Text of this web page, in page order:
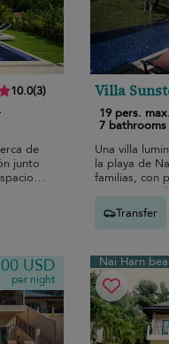
10.0(3)
·
de
junto
Villa
19 pers. max.
7 bathrooms
Una villa
la playa de
familias, con
juegos y
Transfer
USD
per night
Nai Harn